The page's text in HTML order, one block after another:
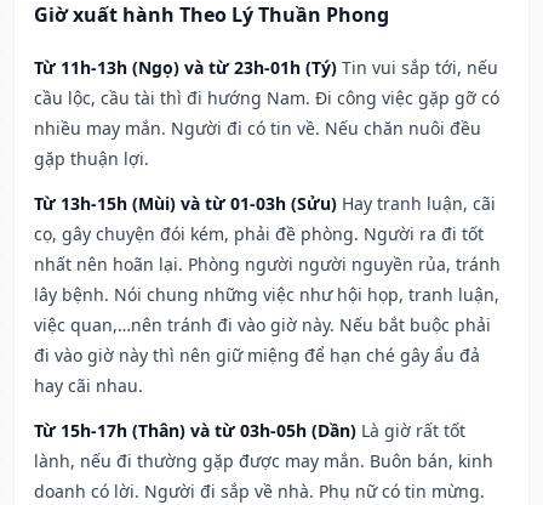
Giờ xuất hành Theo Lý Thuần Phong
Từ 11h-13h (Ngọ) và từ 23h-01h (Tý) Tin vui sắp tới, nếu
cầu lộc, cầu tài thì đi hướng Nam. Đi công việc gặp gỡ có
nhiều may mắn. Người đi có tin về. Nếu chăn nuôi đều
gặp thuận lợi.
Từ 13h-15h (Mùi) và từ 01-03h (Sửu) Hay tranh luận, cãi
cọ, gây chuyện đói kém, phải đề phòng. Người ra đi tốt
nhất nên hoãn lại. Phòng người người nguyền rủa, tránh
lây bệnh. Nói chung những việc như hội họp, tranh luận,
việc quan,…nên tránh đi vào giờ này. Nếu bắt buộc phải
đi vào giờ này thì nên giữ miệng để hạn ché gây ẩu đả
hay cãi nhau.
Từ 15h-17h (Thân) và từ 03h-05h (Dần) Là giờ rất tốt
lành, nếu đi thường gặp được may mắn. Buôn bán, kinh
doanh có lời. Người đi sắp về nhà. Phụ nữ có tin mừng.